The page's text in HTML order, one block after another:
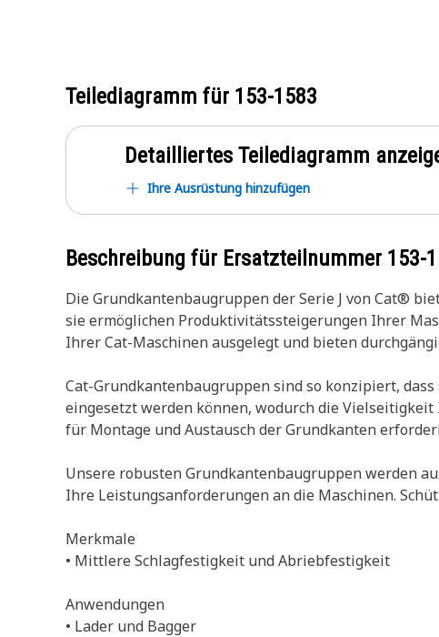
Teilediagramm für 153-1583
Detailliertes Teilediagramm
Ihre Ausrüstung hinzufügen
Beschreibung für Ersatzteilnummer 153-
Die Grundkantenbaugruppen der Serie J von Cat®
sie ermöglichen Produktivitätssteigerungen Ihrer
Ihrer Cat-Maschinen ausgelegt und bieten
Cat-Grundkantenbaugruppen sind so konzipiert,
eingesetzt werden können, wodurch die
für Montage und Austausch der Grundkanten
Unsere robusten Grundkantenbaugruppen werden
Ihre Leistungsanforderungen an die Maschinen.
Merkmale
• Mittlere Schlagfestigkeit und Abriebfestigkeit
Anwendungen
• Lader und Bagger